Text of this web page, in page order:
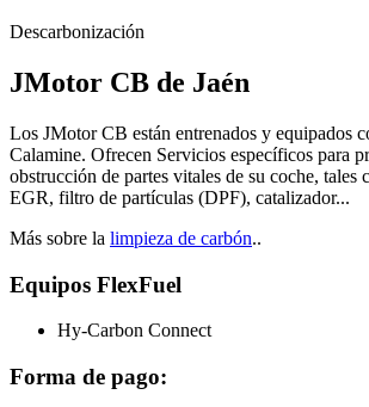
Descarbonización
JMotor CB de Jaén
Los JMotor CB están entrenados y equipados
Calamine. Ofrecen Servicios específicos para
obstrucción de partes vitales de su coche, tales
EGR, filtro de partículas (DPF), catalizador...
Más sobre la limpieza de carbón..
Equipos FlexFuel
Hy-Carbon Connect
Forma de pago: